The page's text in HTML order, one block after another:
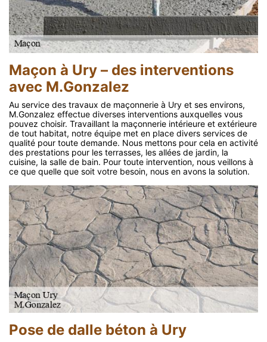
Maçon à Ury – des interventions
avec M.Gonzalez
Au service des travaux de maçonnerie à Ury et ses environs,
M.Gonzalez effectue diverses interventions auxquelles vous
pouvez choisir. Travaillant la maçonnerie intérieure et extérieure
de tout habitat, notre équipe met en place divers services de
qualité pour toute demande. Nous mettons pour cela en activité
des prestations pour les terrasses, les allées de jardin, la
cuisine, la salle de bain. Pour toute intervention, nous veillons à
ce que quelle que soit votre besoin, nous en avons la solution.
Pose de dalle béton à Ury